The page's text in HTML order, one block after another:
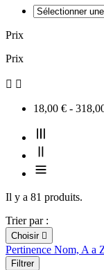
Prix
Prix
 
18,00 € -
Il y a 81 produits.
Trier par :
Choisir 
Pertinence Nom, A a
Filtrer